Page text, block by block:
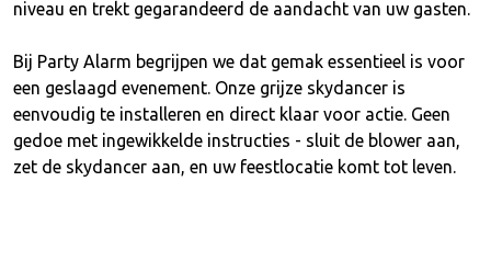
niveau en trekt gegarandeerd de aandacht van uw gasten.
Bij Party Alarm begrijpen we dat gemak essentieel is voor
een geslaagd evenement. Onze grijze skydancer is
eenvoudig te installeren en direct klaar voor actie. Geen
gedoe met ingewikkelde instructies - sluit de blower aan,
zet de skydancer aan, en uw feestlocatie komt tot leven.